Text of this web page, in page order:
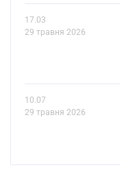
17.03
29 травня 2026
10.07
29 травня 2026